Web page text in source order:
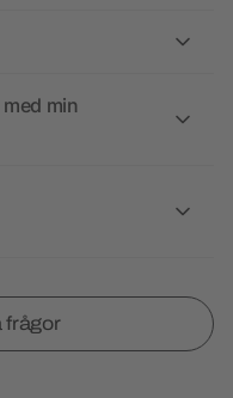
min
frågor